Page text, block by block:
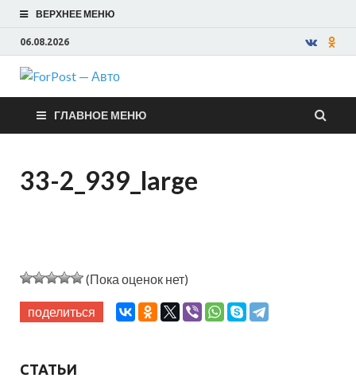
ВЕРХНЕЕ МЕНЮ
06.08.2026
ForPost —
Авто
ГЛАВНОЕ МЕНЮ
33-2_939_large
(Пока оценок нет)
поделиться
СТАТЬИ